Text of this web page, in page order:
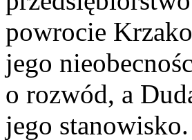
powrocie
jego
o rozwód, a
jego